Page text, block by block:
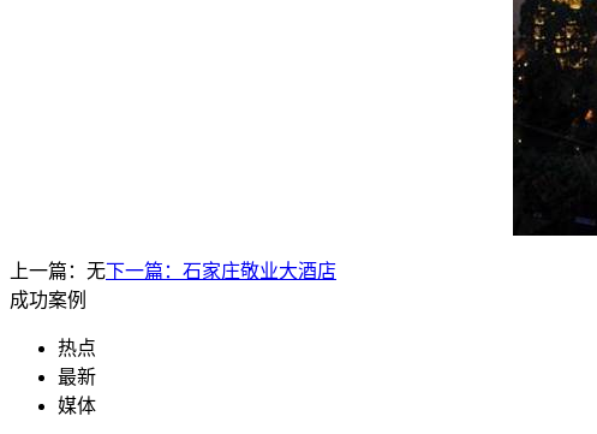
上一篇：无下一篇： 石家庄敬业大酒店
成功案例
热点
最新
媒体